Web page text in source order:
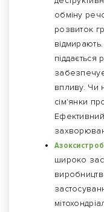
обміну
розвиток
піддається
впливу. Чи
сім'янки
широко